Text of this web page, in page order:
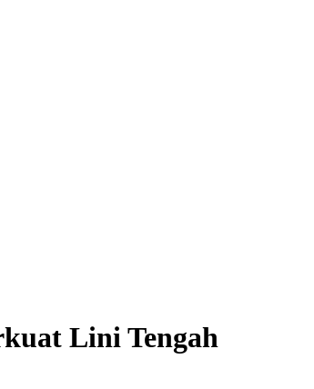
Lini Tengah